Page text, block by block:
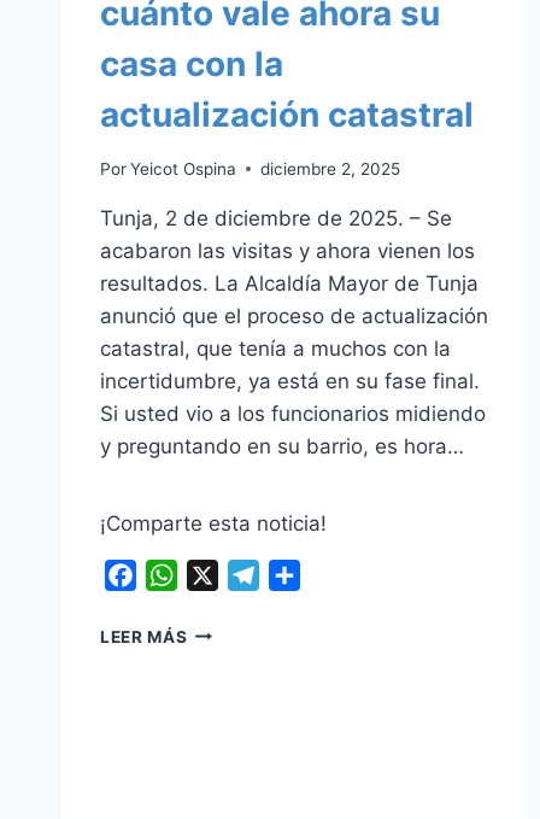
cuánto vale ahora su
casa con la
actualización catastral
PorYeicot Ospina diciembre 2, 2025
Tunja, 2 de diciembre de 2025. – Se
acabaron las visitas y ahora vienen los
resultados. La Alcaldía Mayor de Tunja
anunció que el proceso de actualización
catastral, que tenía a muchos con la
incertidumbre, ya está en su fase final.
Si usted vio a los funcionarios midiendo
y preguntando en su barrio, es hora…
¡Comparte esta noticia!
FacebookWhatsApp Telegram
LEER MÁS ¡PILAS